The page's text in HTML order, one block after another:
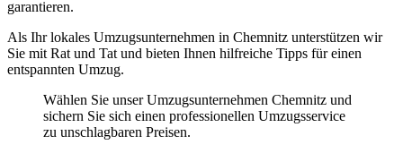
garantieren.
Als Ihr lokales Umzugsunternehmen in Chemnitz unterstützen wir
Sie mit Rat und Tat und bieten Ihnen hilfreiche Tipps für einen
entspannten Umzug.
Wählen Sie unser Umzugsunternehmen Chemnitz und
sichern Sie sich einen professionellen Umzugsservice
zu unschlagbaren Preisen.